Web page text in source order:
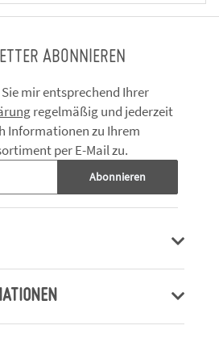
ABONNIEREN
mir entsprechend Ihrer
regelmäßig und jederzeit
Informationen zu Ihrem
per E-Mail zu.
Abonnieren